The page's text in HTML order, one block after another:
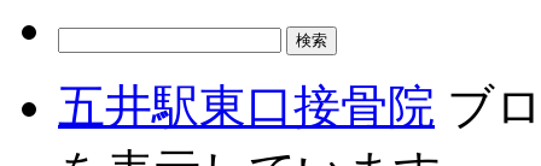
五井駅東口接骨院 ブ